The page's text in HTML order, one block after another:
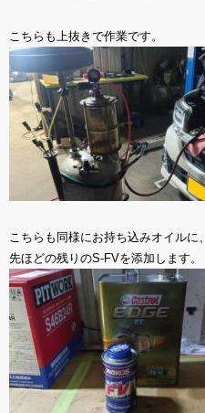
こちらも上抜きで作業です。
こちらも同様にお持ち込みオイルに、
先ほどの残りのS-FVを添加します。